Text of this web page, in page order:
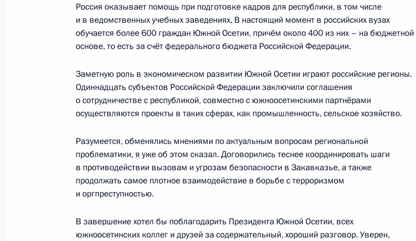
об обмене пленными между Украиной и Донецкой и Луганской
республиками
15 ноября 2017 года, 15:40 Московская область, Истра
14 ноября 2017 года, вторник
Заявления для прессы по итогам российско-южноосетинских
переговоров
14 ноября 2017 года, 18:50 Московская область, Ново-Огарёво
Российско-южноосетинские переговоры
Россия оказывает помощь при подготовке кадров для республики, в том числе
и в ведомственных учебных заведениях. В настоящий момент в российских вузах
обучается более 600 граждан Южной Осетии, причём около 400 из них – на бюджетной
основе, то есть за счёт федерального бюджета Российской Федерации.
Заметную роль в экономическом развитии Южной Осетии играют российские регионы.
Одиннадцать субъектов Российской Федерации заключили соглашения
о сотрудничестве с республикой, совместно с южноосетинскими партнёрами
осуществляются проекты в таких сферах, как промышленность, сельское хозяйство.
Разумеется, обменялись мнениями по актуальным вопросам региональной
проблематики, я уже об этом сказал. Договорились теснее координировать шаги
в противодействии вызовам и угрозам безопасности в Закавказье, а также
продолжать самое плотное взаимодействие в борьбе с терроризмом
и оргпреступностью.
В завершение хотел бы поблагодарить Президента Южной Осетии, всех
южноосетинских коллег и друзей за содержательный, хороший разговор. Уверен,